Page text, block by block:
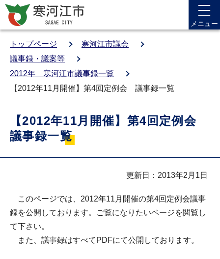
メニュー
トップページ
寒河江市議会
議事録・議案等
2012年 寒河江市議事録一覧
【2012年11月開催】第4回定例会 議事録一覧
【2012年11月開催】第4回定例会
議事録一覧
更新日：2013年2月1日
このページでは、2012年11月開催の第4回定例会議事
録を公開しております。ご覧になりたいページを閲覧し
て下さい。
また、議事録はすべてPDFにて公開しております。